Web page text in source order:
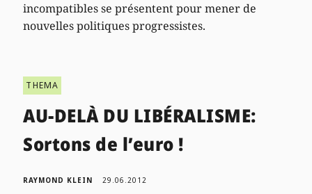
incompatibles se présentent pour mener de
nouvelles politiques progressistes.
THEMA
AU-DELÀ DU LIBÉRALISME:
Sortons de l’euro !
RAYMOND KLEIN 29.06.2012